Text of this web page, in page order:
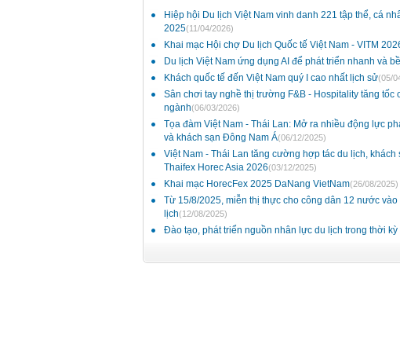
Hiệp hội Du lịch Việt Nam vinh danh 221 tập thể, cá
2025(11/04/2026)
Khai mạc Hội chợ Du lịch Quốc tế Việt Nam - VITM
Du lịch Việt Nam ứng dụng AI để phát triển nhanh và
Khách quốc tế đến Việt Nam quý I cao nhất lịch sử(05/
Sân chơi tay nghề thị trường F&B - Hospitality tăng tốc
ngành(06/03/2026)
Tọa đàm Việt Nam - Thái Lan: Mở ra nhiều động lực
và khách sạn Đông Nam Á(06/12/2025)
Việt Nam - Thái Lan tăng cường hợp tác du lịch,
Thaifex Horec Asia 2026(03/12/2025)
Khai mạc HorecFex 2025 DaNang VietNam(26/08/2025)
Từ 15/8/2025, miễn thị thực cho công dân 12 nước vào
lịch(12/08/2025)
Đào tạo, phát triển nguồn nhân lực du lịch trong thời